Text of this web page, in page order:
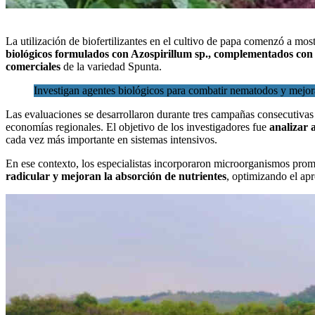
La utilización de biofertilizantes en el cultivo de papa comenzó a
biológicos formulados con Azospirillum sp., complementados
comerciales de la variedad Spunta.
Investigan agentes biológicos para combatir nematodos y
Las evaluaciones se desarrollaron durante tres campañas
economías regionales. El objetivo de los investigadores fue analizar
cada vez más importante en sistemas intensivos.
En ese contexto, los especialistas incorporaron microorganismos
radicular y mejoran la absorción de nutrientes, optimizando el